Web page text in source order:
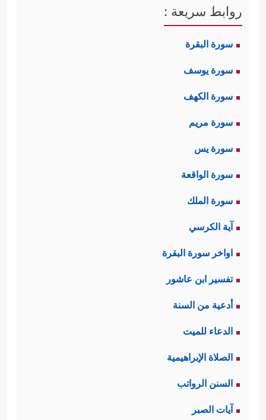
روابط سريعة :
سورة البقرة
سورة يوسف
سورة الكهف
سورة مريم
سورة يس
سورة الواقعة
سورة الملك
آية الكرسي
اواخر سورة البقرة
تفسير ابن عاشور
أدعية من السنة
الدعاء للميت
الصلاة الإبراهيمية
السنن الرواتب
آيات الصبر